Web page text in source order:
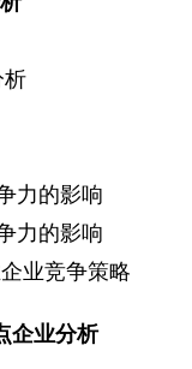
析
力的影响
力的影响
业竞争策略
企业分析